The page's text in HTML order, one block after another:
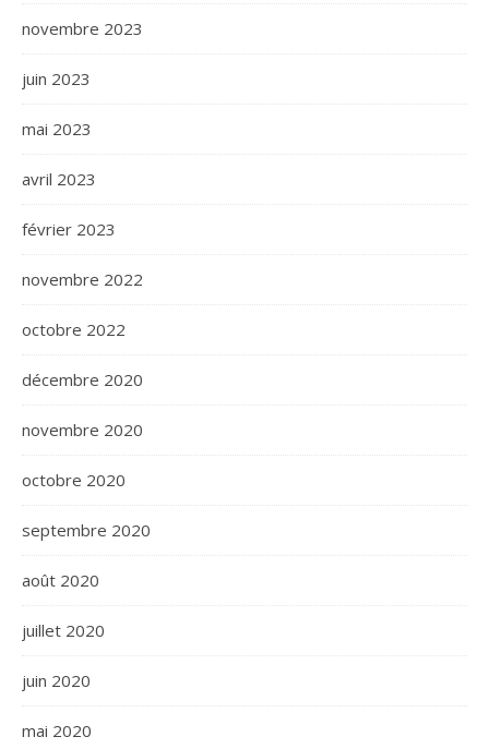
novembre 2023
juin 2023
mai 2023
avril 2023
février 2023
novembre 2022
octobre 2022
décembre 2020
novembre 2020
octobre 2020
septembre 2020
août 2020
juillet 2020
juin 2020
mai 2020